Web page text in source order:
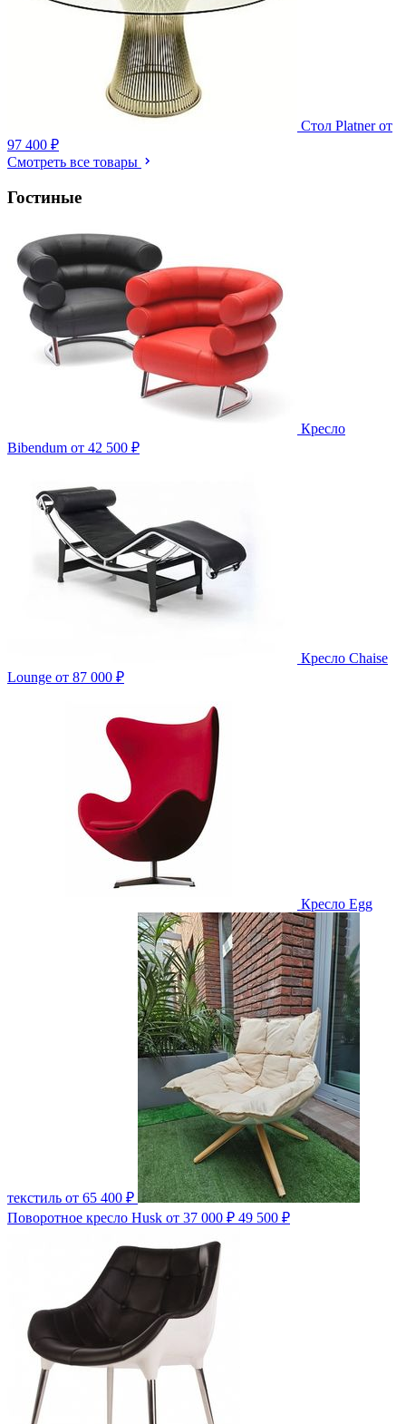
Стол Platner от
97 400 ₽
Смотреть все товары
Гостиные
Кресло
Bibendum от 42 500 ₽
Кресло Chaise
Lounge от 87 000 ₽
Кресло Egg
текстиль от 65 400 ₽
Поворотное кресло Husk от 37 000 ₽ 49 500 ₽